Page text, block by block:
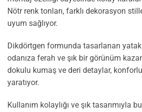
Nötr renk tonları, farklı dekorasyon
uyum sağlıyor.
Dikdörtgen formunda tasarlanan yatak
odanıza ferah ve şık bir görünüm
dokulu kumaş ve deri detaylar,
yaratıyor.
Kullanım kolaylığı ve şık tasarımıyla